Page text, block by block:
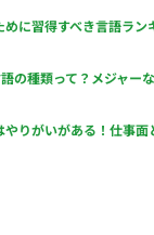
に習得すべき言語ラ
の種類って？メジャー
やりがいがある！仕事